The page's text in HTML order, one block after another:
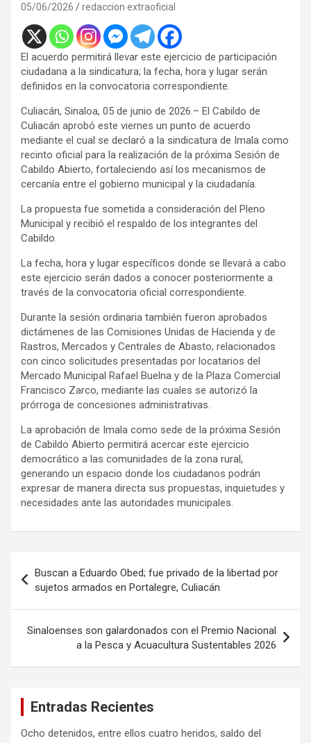
05/06/2026 redaccion extraoficial
El acuerdo permitirá llevar este ejercicio de participación
ciudadana a la sindicatura; la fecha, hora y lugar serán
definidos en la convocatoria correspondiente.
Culiacán, Sinaloa, 05 de junio de 2026.– El Cabildo de
Culiacán aprobó este viernes un punto de acuerdo
mediante el cual se declaró a la sindicatura de Imala como
recinto oficial para la realización de la próxima Sesión de
Cabildo Abierto, fortaleciendo así los mecanismos de
cercanía entre el gobierno municipal y la ciudadanía.
La propuesta fue sometida a consideración del Pleno
Municipal y recibió el respaldo de los integrantes del
Cabildo.
La fecha, hora y lugar específicos donde se llevará a cabo
este ejercicio serán dados a conocer posteriormente a
través de la convocatoria oficial correspondiente.
Durante la sesión ordinaria también fueron aprobados
dictámenes de las Comisiones Unidas de Hacienda y de
Rastros, Mercados y Centrales de Abasto, relacionados
con cinco solicitudes presentadas por locatarios del
Mercado Municipal Rafael Buelna y de la Plaza Comercial
Francisco Zarco, mediante las cuales se autorizó la
prórroga de concesiones administrativas.
La aprobación de Imala como sede de la próxima Sesión
de Cabildo Abierto permitirá acercar este ejercicio
democrático a las comunidades de la zona rural,
generando un espacio donde los ciudadanos podrán
expresar de manera directa sus propuestas, inquietudes y
necesidades ante las autoridades municipales.
de
entradas
Buscan a Eduardo Obed; fue privado de la libertad por
sujetos armados en Portalegre, Culiacán
Sinaloenses son galardonados con el Premio Nacional
a la Pesca y Acuacultura Sustentables 2026
Entradas Recientes
Ocho detenidos, entre ellos cuatro heridos, saldo del